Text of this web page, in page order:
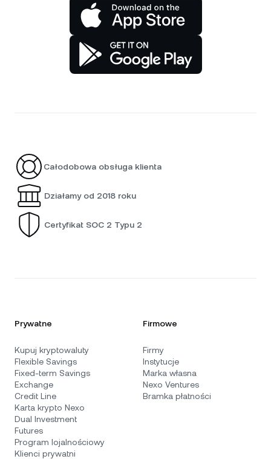
Całodobowa obsługa klienta
Działamy od 2018 roku
Certyfikat SOC 2 Typu 2
Prywatne
Kupuj kryptowaluty
Flexible Savings
Fixed-term Savings
Exchange
Credit Line
Karta krypto Nexo
Dual Investment
Futures
Program lojalnościowy
Klienci prywatni
Firmowe
Firmy
Instytucje
Marka własna
Nexo Ventures
Bramka płatności